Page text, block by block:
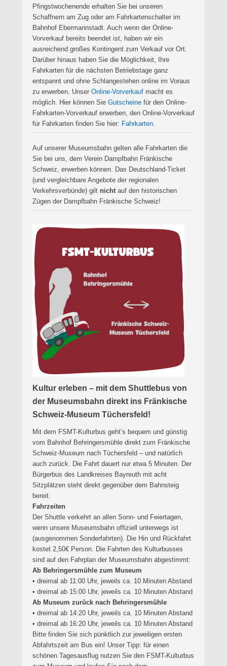
Pfingstwochenende erhalten Sie bei unseren
Schaffnern am Zug oder am Fahrkartenschalter im
Bahnhof Ebermannstadt. Auch wenn der Online-
Vorverkauf bereits beendet ist, haben wir ein
ausreichend großes Kontingent zum Verkauf vor Ort.
Darüber hinaus haben Sie die Möglichkeit, Ihre
Fahrkarten für die nächsten Betriebstage ganz
entspannt und ohne Schlangestehen online im Voraus
zu erwerben. Unser Online-Vorverkauf macht es
möglich. Hier können Sie Gutscheine für den Online-
Fahrkarten-Vorverkauf erwerben, den Online-Vorverkauf
für Fahrkarten finden Sie hier: Fahrkarten.
Auf unserer Museumsbahn gelten alle Fahrkarten die
Sie bei uns, dem Verein Dampfbahn Fränkische
Schweiz, erwerben können. Das Deutschland-Ticket
(und vergleichbare Angebote der regionalen
Verkehrsverbünde) gilt nichtauf den historischen
Zügen der Dampfbahn Fränkische Schweiz!
Kultur erleben – mit dem Shuttlebus von
der Museumsbahn direkt ins Fränkische
Schweiz-Museum Tüchersfeld!
Mit dem FSMT-Kulturbus geht’s bequem und günstig
vom Bahnhof Behringersmühle direkt zum Fränkische
Schweiz-Museum nach Tüchersfeld – und natürlich
auch zurück. Die Fahrt dauert nur etwa 5 Minuten. Der
Bürgerbus des Landkreises Bayreuth mit acht
Sitzplätzen steht direkt gegenüber dem Bahnsteig
bereit.
Fahrzeiten
Der Shuttle verkehrt an allen Sonn- und Feiertagen,
wenn unsere Museumsbahn offiziell unterwegs ist
(ausgenommen Sonderfahrten). Die Hin und Rückfahrt
kostet 2,50€ Person. Die Fahrten des Kulturbusses
sind auf den Fahrplan der Museumsbahn abgestimmt:
Ab Behringersmühle zum Museum
• dreimal ab 11:00 Uhr, jeweils ca. 10 Minuten Abstand
• dreimal ab 15:00 Uhr, jeweils ca. 10 Minuten Abstand
Ab Museum zurück nach Behringersmühle
• dreimal ab 14:20 Uhr, jeweils ca. 10 Minuten Abstand
• dreimal ab 16:20 Uhr, jeweils ca. 10 Minuten Abstand
Bitte finden Sie sich pünktlich zur jeweiligen ersten
Abfahrtszeit am Bus ein! Unser Tipp: für einen
schönen Tagesausflug nutzen Sie den FSMT-Kulturbus